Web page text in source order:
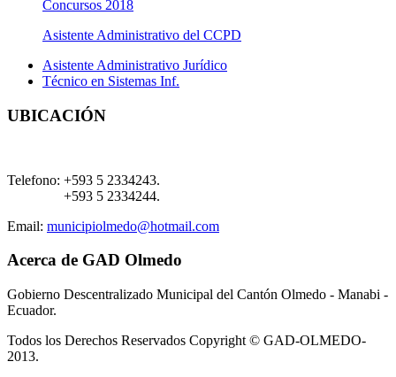
Concursos 2018
Asistente Administrativo del CCPD
Asistente Administrativo Jurídico
Técnico en Sistemas Inf.
UBICACIÓN
Telefono: +593 5 2334243.
+593 5 2334244.
Email: municipiolmedo@hotmail.com
Acerca de GAD Olmedo
Gobierno Descentralizado Municipal del Cantón Olmedo - Manabi -
Ecuador.
Todos los Derechos Reservados Copyright © GAD-OLMEDO-
2013.